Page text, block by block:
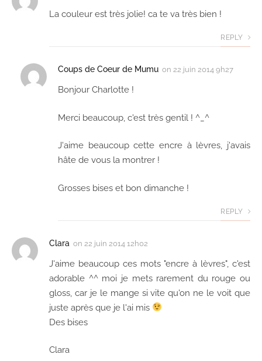
La couleur est très jolie! ca te va très bien !
REPLY
Coups de Coeur de Mumu on 22 juin 2014 9h27
Bonjour Charlotte !
Merci beaucoup, c'est très gentil ! ^_^
J'aime beaucoup cette encre à lèvres, j'avais
hâte de vous la montrer !
Grosses bises et bon dimanche !
REPLY
Clara on 22 juin 2014 12h02
J'aime beaucoup ces mots "encre à lèvres", c'est
adorable ^^ moi je mets rarement du rouge ou
gloss, car je le mange si vite qu'on ne le voit que
juste après que je l'ai mis
Des bises
Clara